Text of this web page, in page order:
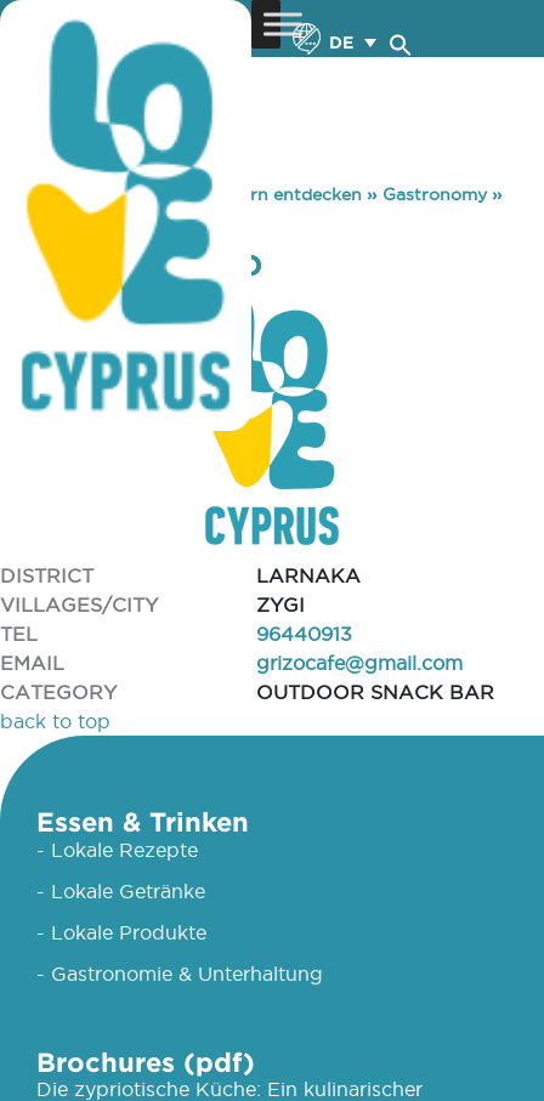
DE
You are here: Home »Zypern entdecken » Gastronomy»
CAFE BAR GRIZO
CAFE BAR GRIZO
DISTRICT
LARNAKA
VILLAGES/CITY
ZYGI
TEL
96440913
EMAIL
grizocafe@gmail.com
CATEGORY
OUTDOOR SNACK BAR
back to top
Essen & Trinken
- Lokale Rezepte
- Lokale Getränke
- Lokale Produkte
- Gastronomie & Unterhaltung
Brochures (pdf)
Die zypriotische Küche: Ein kulinarischer